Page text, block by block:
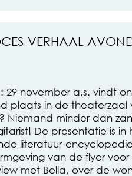
VERHAAL
29 november a.s. vindt
plaats in de theaterzaal
Niemand minder dan
De presentatie is in
literatuur-
van de flyer voor
met Bella, over de